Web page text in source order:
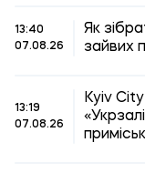
13:40
07.08.26
Як
зайвих
13:19
07.08.26
Kyiv